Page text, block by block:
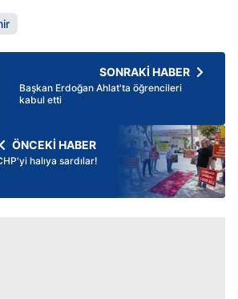
SONRAKİ HABER
Başkan Erdoğan Ahlat'ta öğrencileri
kabul etti
ÖNCEKİ HABER
halıya sardılar!